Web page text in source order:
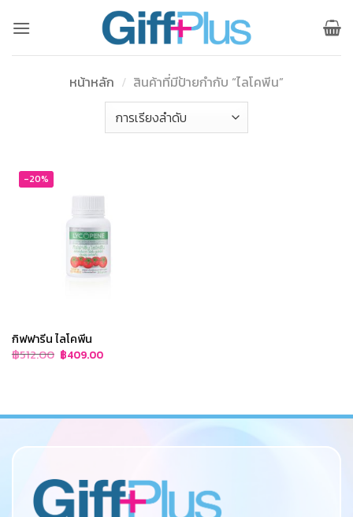
หน้าหลัก / สินค้าที่มีป้ายกำกับ “ไลโคพีน”
-20%
กิฟฟารีน ไลโคพีน
฿512.00 Original
price
฿409.00Current
price